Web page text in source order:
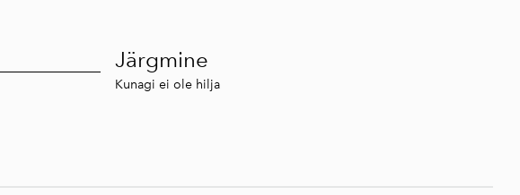
Järgmine
Kunagi ei ole hilja